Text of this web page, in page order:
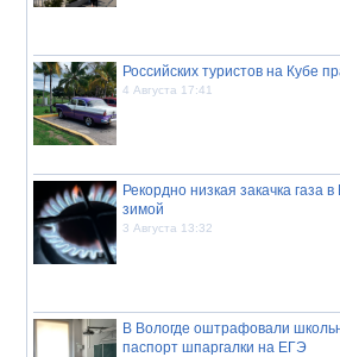
Российских туристов на Кубе
4 Августа 17:41
Рекордно низкая закачка газа
зимой
3 Августа 13:32
В Вологде оштрафовали
паспорт шпаргалки на ЕГЭ